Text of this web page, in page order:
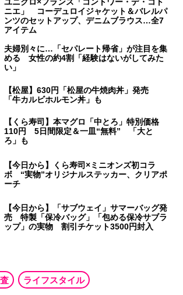
ニエ」 コーデュロイジャケット＆バレルパ
ンツのセットアップ、デニムブラウス…全7
アイテム
夫婦別々に…「セパレート帰省」が注目を集
める 女性の約4割「経験はないがしてみた
い」
【松屋】630円「松屋の牛焼肉丼」発売
「牛カルビホルモン丼」も
【くら寿司】本マグロ「中とろ」特別価格
110円 5日間限定＆一皿“無料” 「大と
ろ」も
【今日から】くら寿司×ミニオンズ初コラ
ボ “実物”オリジナルステッカー、クリアポ
ーチ
【今日から】「サブウェイ」サマーバッグ発
売 特製「保冷バッグ」「包める保冷サブラ
ップ」の実物 割引チケット3500円封入
ライフスタイル